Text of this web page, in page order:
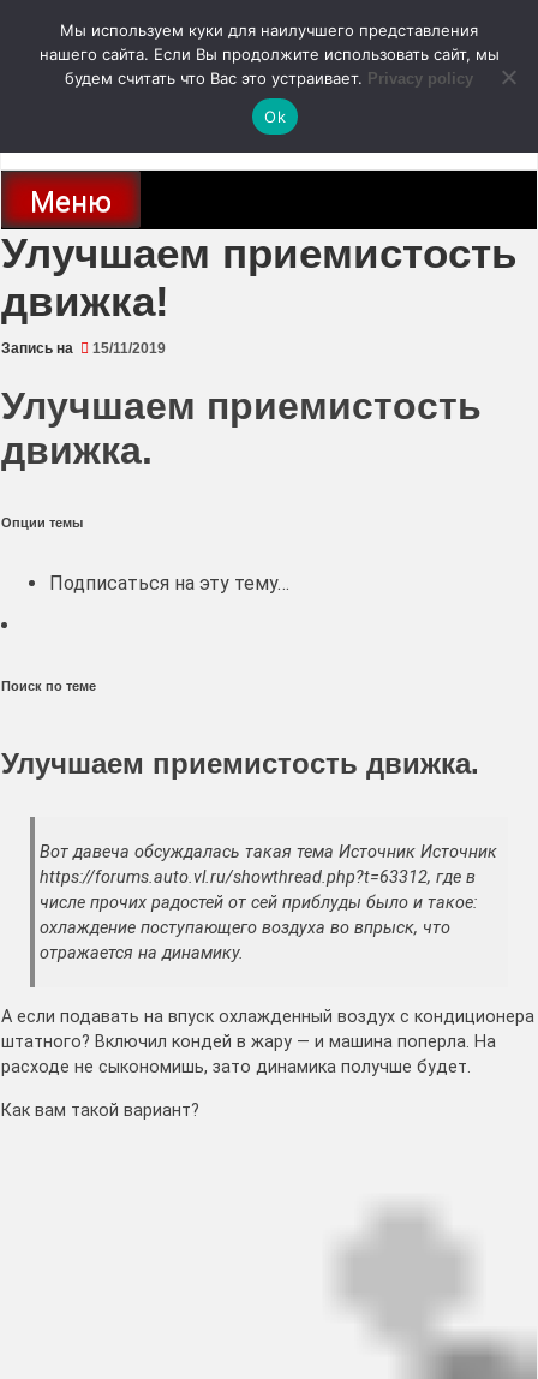
содержимому
autodoc24.ru
Новости про современные автомобили и не только, новинки зарубежного
и отечественного автопрома
Меню
Улучшаем приемистость
движка!
Запись на 15/11/2019
Улучшаем приемистость
движка.
Опции темы
Подписаться на эту тему…
Поиск по теме
Улучшаем приемистость движка.
Вот давеча обсуждалась такая тема Источник Источник
https://forums.auto.vl.ru/showthread.php?t=63312, где в
числе прочих радостей от сей приблуды было и такое:
охлаждение поступающего воздуха во впрыск, что
отражается на динамику.
А если подавать на впуск охлажденный воздух с кондиционера
штатного? Включил кондей в жару — и машина поперла. На
расходе не сыкономишь, зато динамика получше будет.
Как вам такой вариант?
Мы используем куки для наилучшего представления
нашего сайта. Если Вы продолжите использовать сайт, мы
будем считать что Вас это устраивает. Privacy policy
Ok